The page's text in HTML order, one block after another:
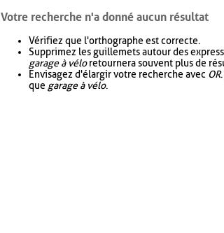
Votre recherche n'a donné aucun résultat
Vérifiez que l'orthographe est correcte.
Supprimez les guillemets autour des
garage à véloretournera souvent plus de
Envisagez d'élargir votre recherche avec OR.
que garage à vélo.